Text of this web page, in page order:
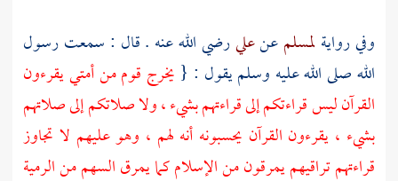
وفي روايةلمسلمعنعليرضي الله عنه . قال : سمعت رسول
الله صلى الله عليه وسلم يقول : { يخرج قوم من أمتي يقرءون
القرآن ليس قراءتكم إلى قراءتهم بشيء ، ولا صلاتكم إلى صلاتهم
بشيء ، يقرءون القرآن يحسبونه أنه لهم ، وهو عليهم لا تجاوز
قراءتهم تراقيهم يمرقون من الإسلام كما يمرق السهم من الرمية